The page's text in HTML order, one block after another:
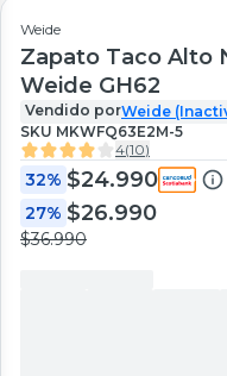
Weide
Zapato Taco Alto
Weide GH62
Vendido porWeide
SKU MKWFQ63E2M-5
4(10)
32% $24.990
27% $26.990
$36.990